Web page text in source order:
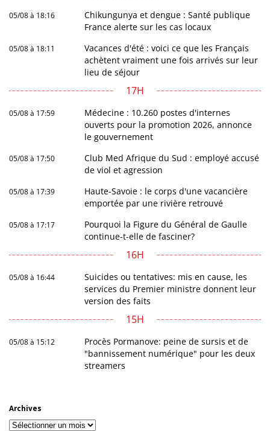
05/08 à 18:16
Chikungunya et dengue : Santé publique
France alerte sur les cas locaux
05/08 à 18:11
Vacances d'été : voici ce que les Français
achètent vraiment une fois arrivés sur leur
lieu de séjour
17H
05/08 à 17:59
Médecine : 10.260 postes d'internes
ouverts pour la promotion 2026, annonce
le gouvernement
05/08 à 17:50
Club Med Afrique du Sud : employé accusé
de viol et agression
05/08 à 17:39
Haute-Savoie : le corps d'une vacancière
emportée par une rivière retrouvé
05/08 à 17:17
Pourquoi la Figure du Général de Gaulle
continue-t-elle de fasciner?
16H
05/08 à 16:44
Suicides ou tentatives: mis en cause, les
services du Premier ministre donnent leur
version des faits
15H
05/08 à 15:12
Procès Pormanove: peine de sursis et de
"bannissement numérique" pour les deux
streamers
Archives
Archives